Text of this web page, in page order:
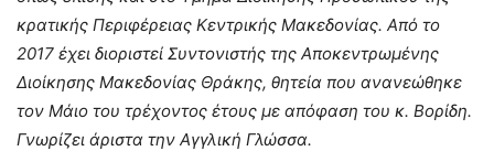
κρατικής Περιφέρειας Κεντρικής Μακεδονίας. Από το
2017 έχει διοριστεί Συντονιστής της Αποκεντρωμένης
Διοίκησης Μακεδονίας Θράκης, θητεία που ανανεώθηκε
τον Μάιο του τρέχοντος έτους με απόφαση του κ. Βορίδη.
Γνωρίζει άριστα την Αγγλική Γλώσσα.